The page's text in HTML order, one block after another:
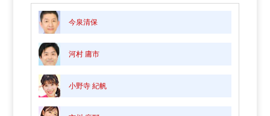
今泉清保
河村 庸市
小野寺 紀帆